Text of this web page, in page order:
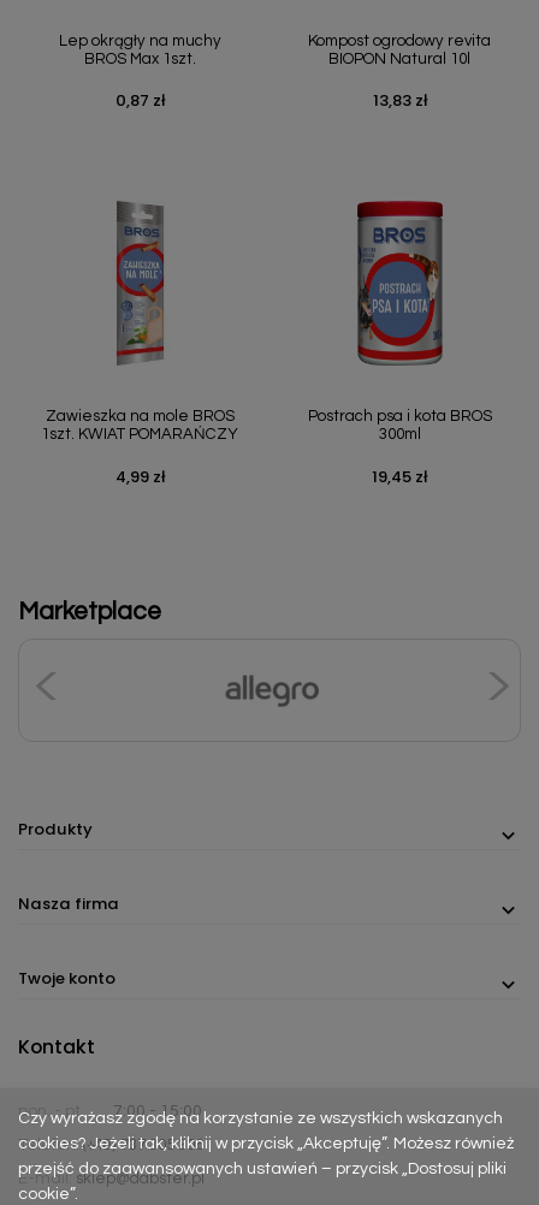
Lep okrągły na muchy
BROS Max 1szt.
Cena
0,87 zł
Kompost ogrodowy revita
BIOPON Natural 10l
Cena
13,83 zł
Zawieszka na mole BROS
1szt. KWIAT POMARAŃCZY
Cena
4,99 zł
Postrach psa i kota BROS
300ml
Cena
19,45 zł
Marketplace
Produkty
Nasza firma
Twoje konto
Czy wyrażasz zgodę na korzystanie ze wszystkich wskazanych
cookies? Jeżeli tak, kliknij w przycisk „Akceptuję”. Możesz również
przejść do zaawansowanych ustawień – przycisk „Dostosuj pliki
cookie”.
Kontakt
pon. - pt.
7:00 - 15:00
Telefon:(+48) 737 305 306
E-mail: sklep@dabster.pl